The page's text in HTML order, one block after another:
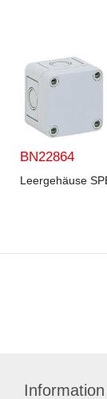
BN22864
Leergehäuse
Information